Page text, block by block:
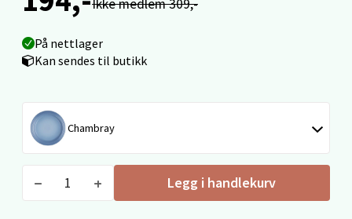
Ikke medlem 309,-
På nettlager
Kan sendes til butikk
Chambray
Legg i handlekurv
Ålesund - Thon Senter Moa
Langelandsvegen 25, 6010 Ålesund
Åpent i dag 10-20
Molde - Moldetorget